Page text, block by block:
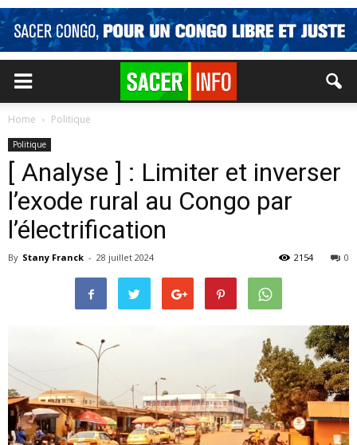
Home Politique
Politique
[ Analyse ] : Limiter et inverser
l’exode rural au Congo par
l’électrification
By Stany Franck - 28 juillet 2024 0
2154